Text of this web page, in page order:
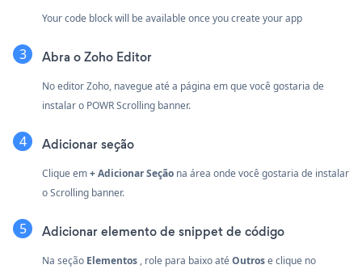
Your code block will be available once you create your app
Abra o Zoho Editor
No editor Zoho, navegue até a página em que você gostaria de
instalar o POWR Scrolling banner.
Adicionar seção
Clique em+ Adicionar Seção na área onde você gostaria de instalar
o Scrolling banner.
Adicionar elemento de snippet de código
Na seção Elementos , role para baixo atéOutrose clique no